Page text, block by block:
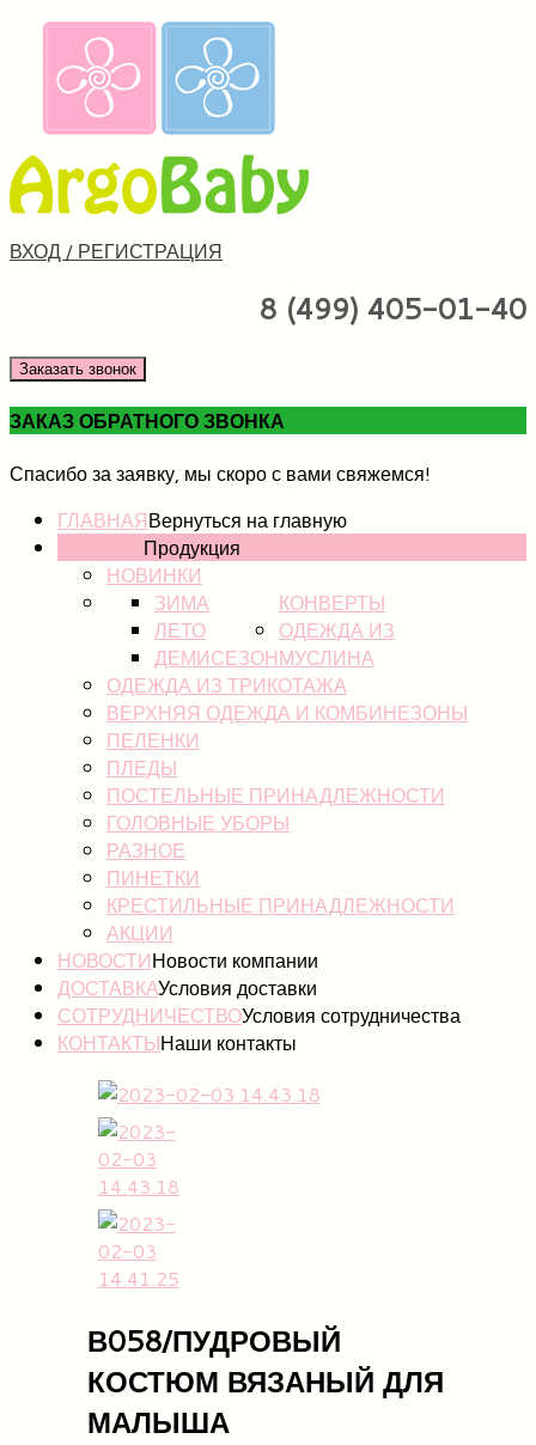
ВХОД / РЕГИСТРАЦИЯ
8 (499) 405-01-40
Заказать звонок
ЗАКАЗ ОБРАТНОГО ЗВОНКА
Спасибо за заявку, мы скоро с вами свяжемся!
ГЛАВНАЯВернуться на главную
Продукция
НОВИНКИ
КОНВЕРТЫ
ЗИМА
ЛЕТО
ДЕМИСЕЗОН
ОДЕЖДА ИЗ
МУСЛИНА
ОДЕЖДА ИЗ ТРИКОТАЖА
ВЕРХНЯЯ ОДЕЖДА И КОМБИНЕЗОНЫ
ПЕЛЕНКИ
ПЛЕДЫ
ПОСТЕЛЬНЫЕ ПРИНАДЛЕЖНОСТИ
ГОЛОВНЫЕ УБОРЫ
РАЗНОЕ
ПИНЕТКИ
КРЕСТИЛЬНЫЕ ПРИНАДЛЕЖНОСТИ
АКЦИИ
НОВОСТИНовости компании
ДОСТАВКАУсловия доставки
СОТРУДНИЧЕСТВОУсловия сотрудничества
КОНТАКТЫНаши контакты
В058/ПУДРОВЫЙ
КОСТЮМ ВЯЗАНЫЙ ДЛЯ
МАЛЫША